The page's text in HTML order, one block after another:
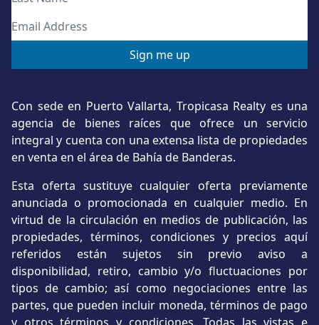
Con sede en Puerto Vallarta, Tropicasa Realty es una
agencia de bienes raíces que ofrece un servicio
integral y cuenta con una extensa lista de propiedades
en venta en el área de Bahía de Banderas.
Esta oferta sustituye cualquier oferta previamente
anunciada o promocionada en cualquier medio. En
virtud de la circulación en medios de publicación, las
propiedades, términos, condiciones y precios aquí
referidos están sujetos sin previo aviso a
disponibilidad, retiro, cambio y/o fluctuaciones por
tipos de cambio; así como negociaciones entre las
partes, que pueden incluir moneda, términos de pago